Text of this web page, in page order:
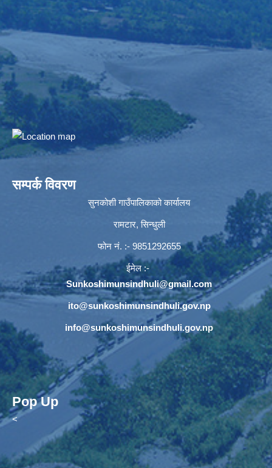
सम्पर्क विवरण
सुनकोशी गाउँपालिकाको कार्यालय
रामटार, सिन्धुली
फोन नं‍. :- 9851292655
ईमेल :-
Sunkoshimunsindhuli@gmail.com
ito@sunkoshimunsindhuli.gov.np
info@sunkoshimunsindhuli.gov.np
Pop Up
<